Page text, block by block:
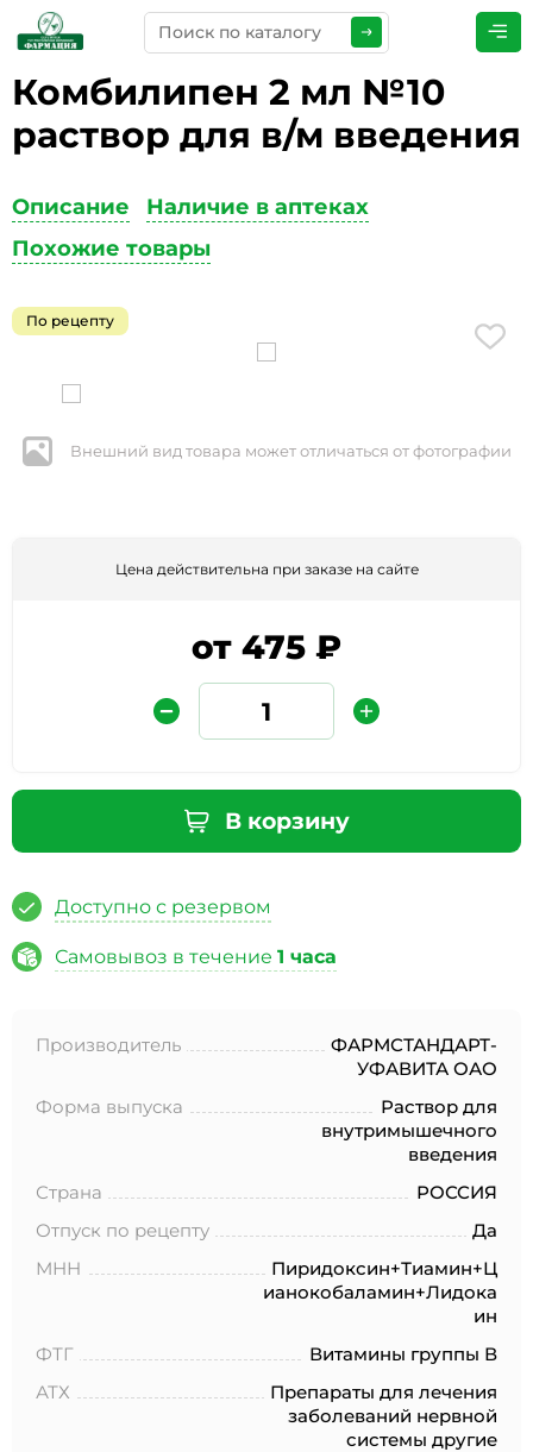
Комбилипен 2 мл №10
раствор для в/м введения
Описание
Наличие в аптеках
Похожие товары
По рецепту
Внешний вид товара может отличаться от фотографии
Цена действительна при заказе на сайте
от 475 ₽
В корзину
Доступно с резервом
Самовывоз в течение 1 часа
Производитель
ФАРМСТАНДАРТ-
УФАВИТА ОАО
Форма выпуска
Раствор для
внутримышечного
введения
Страна
РОССИЯ
Отпуск по рецепту
Да
МНН
Пиридоксин+Тиамин+Ц
ианокобаламин+Лидока
ин
ФТГ
Витамины группы В
АТХ
Препараты для лечения
заболеваний нервной
системы другие
ПРЕДСТАВЬТЕСЬ
ТЕЛЕФОН*
ЭЛЕКТРОННАЯ ПОЧТА
КОММЕНТАРИИ*
Защита от автоматических сообщений
соответствии с Федеральным законом от 27.07.2006 года
№152-ФЗ «О персональных данных», на условиях и для
персональных данных *